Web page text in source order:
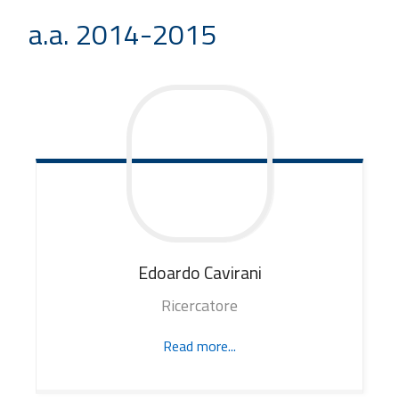
a.a. 2014-2015
Edoardo Cavirani
Ricercatore
Read more...